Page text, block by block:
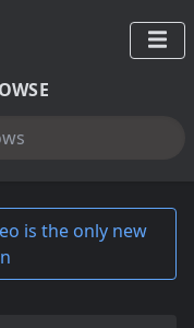
is the only new